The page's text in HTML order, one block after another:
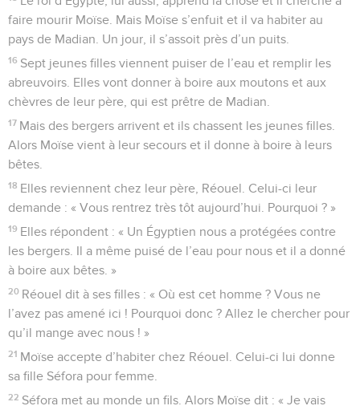
faire mourir Moïse. Mais Moïse s’enfuit et il va habiter au
pays de Madian. Un jour, il s’assoit près d’un puits.
16 Sept jeunes filles viennent puiser de l’eau et remplir les
abreuvoirs. Elles vont donner à boire aux moutons et aux
chèvres de leur père, qui est prêtre de Madian.
17 Mais des bergers arrivent et ils chassent les jeunes filles.
Alors Moïse vient à leur secours et il donne à boire à leurs
bêtes.
18 Elles reviennent chez leur père, Réouel. Celui-ci leur
demande : « Vous rentrez très tôt aujourd’hui. Pourquoi ? »
19 Elles répondent : « Un Égyptien nous a protégées contre
les bergers. Il a même puisé de l’eau pour nous et il a donné
à boire aux bêtes. »
20 Réouel dit à ses filles : « Où est cet homme ? Vous ne
l’avez pas amené ici ! Pourquoi donc ? Allez le chercher pour
qu’il mange avec nous ! »
21 Moïse accepte d’habiter chez Réouel. Celui-ci lui donne
sa fille Séfora pour femme.
22 Séfora met au monde un fils. Alors Moïse dit : « Je vais